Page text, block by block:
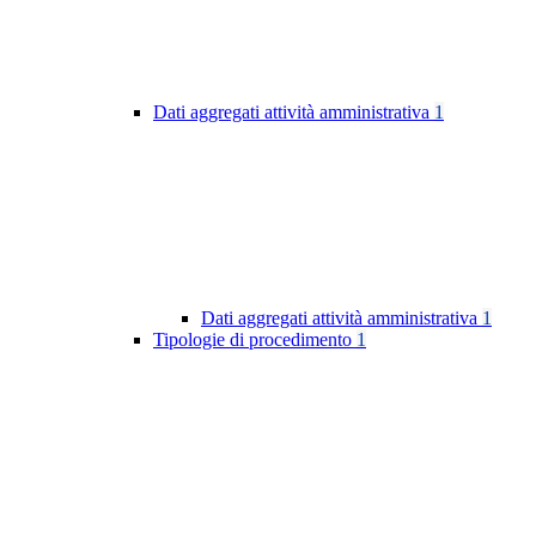
Dati aggregati attività amministrativa 1
Dati aggregati attività amministrativa 1
Tipologie di procedimento 1